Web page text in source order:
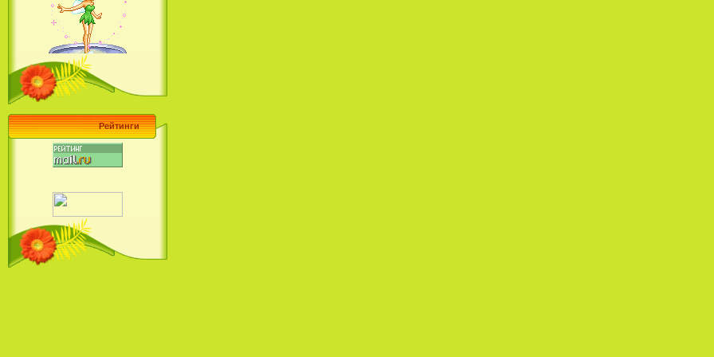
Наша Маша и Волшебный
Орех (2009)
Барби поет! Коллекция песен
кинопринцесс / Barbie Sings! The
Princess Movie Song Collection (2004)
Рейтинги